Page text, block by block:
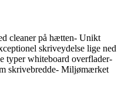
med
og
cleaner på hætten- Unikt
skriveydelse lige ned
typer whiteboard overflader-
skrivebredde- Miljømærket